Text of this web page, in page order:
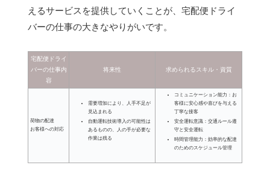
えるサービスを提供していくことが、宅配便ドライ
バーの仕事の大きなやりがいです。
宅配便ドライ
バーの仕事内
容
将来性 求められるスキル・資質
荷物の配達
お客様への対応
需要増加により、人手不足が
見込まれる
自動運転技術導入の可能性は
あるものの、人の手が必要な
作業は残る
コミュニケーション能力：お
客様に安心感や喜びを与える
丁寧な接客
安全運転意識：交通ルール遵
守と安全運転
時間管理能力：効率的な配達
のためのスケジュール管理